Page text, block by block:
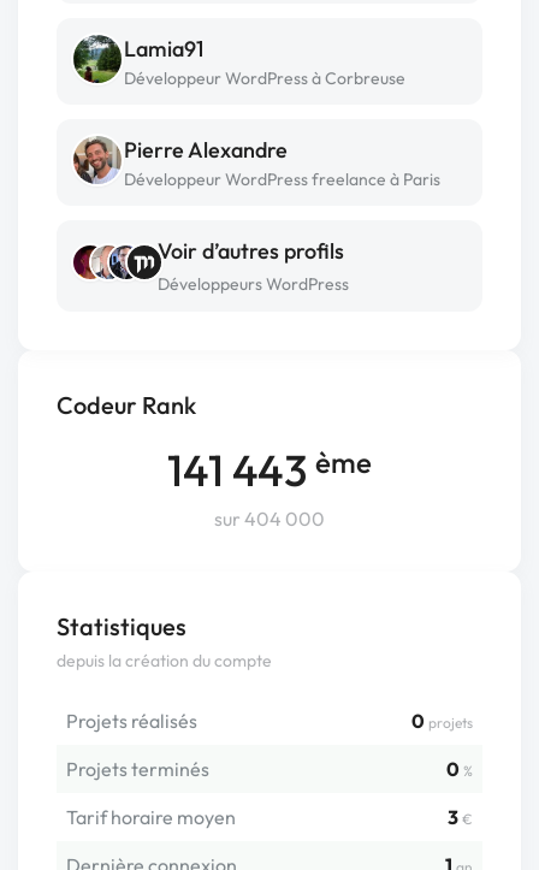
Codeur Rank
141 443 ème
sur 404 000
Statistiques
depuis la création du compte
Projets réalisés 0 projets
Projets terminés 0 %
Tarif horaire moyen 3 €
Dernière connexion 1
Lamia91
Développeur WordPress à Corbreuse
Pierre Alexandre
Développeur WordPress freelance à Paris
Voir d’autres profils
Développeurs WordPress